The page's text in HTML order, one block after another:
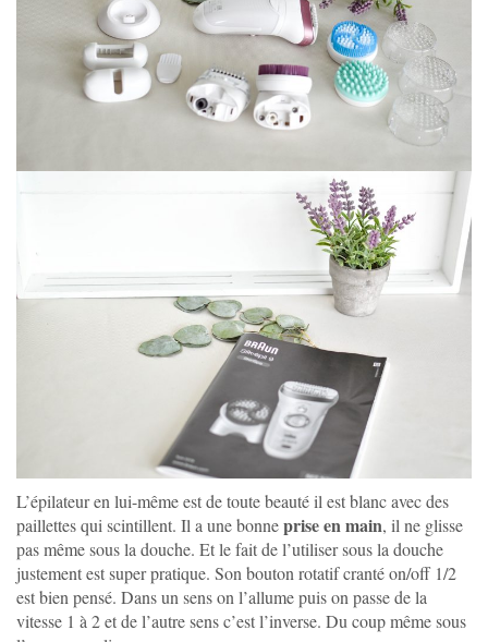
L’épilateur en lui-même est de toute beauté il est blanc avec des
paillettes qui scintillent. Il a une bonneprise en main, il ne glisse
pas même sous la douche. Et le fait de l’utiliser sous la douche
justement est super pratique. Son bouton rotatif cranté on/off 1/2
est bien pensé. Dans un sens on l’allume puis on passe de la
vitesse 1 à 2 et de l’autre sens c’est l’inverse. Du coup même sous